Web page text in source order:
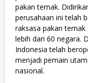
pakan ternak.
perusahaan ini telah
raksasa pakan
lebih dari 60 negara.
Indonesia telah
menjadi pemain
nasional.